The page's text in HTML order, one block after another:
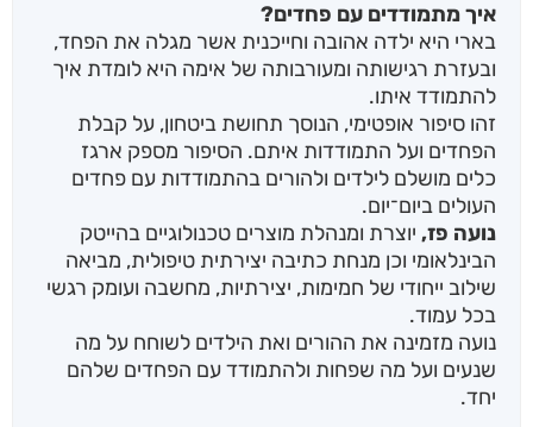
איך מתמודדים עם פחדים?
בארי היא ילדה אהובה וחייכנית אשר מגלה את הפחד,
ובעזרת רגישותה ומעורבותה של אימה היא לומדת איך
להתמודד איתו.
זהו סיפור אופטימי, הנוסך תחושת ביטחון, על קבלת
הפחדים ועל התמודדות איתם. הסיפור מספק ארגז
כלים מושלם לילדים ולהורים בהתמודדות עם פחדים
העולים ביום־יום.
נועה פז, יוצרת ומנהלת מוצרים טכנולוגיים בהייטק
הבינלאומי וכן מנחת כתיבה יצירתית טיפולית, מביאה
שילוב ייחודי של חמימות, יצירתיות, מחשבה ועומק רגשי
בכל עמוד.
נועה מזמינה את ההורים ואת הילדים לשוחח על מה
שנעים ועל מה שפחות ולהתמודד עם הפחדים שלהם
יחד.